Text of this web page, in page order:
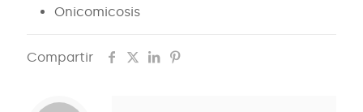
Onicomicosis
Compartir